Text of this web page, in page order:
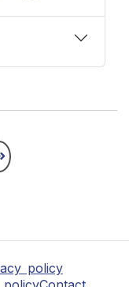
policy